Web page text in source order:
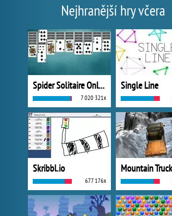
Nejhranější hry včera
Spider Solitaire Online
7 020 321x
Single Line
Skribbl.io
677 176x